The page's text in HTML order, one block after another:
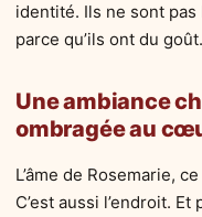
identité. Ils ne sont
parce qu’ils ont du goût.
Une ambiance
ombragée au
L’âme de Rosemarie,
C’est aussi l’endroit.